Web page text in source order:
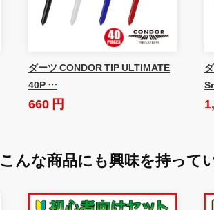
ダーツ CONDOR TIP ULTIMATE
40P …
660 円
こんな商品にも興味を持って